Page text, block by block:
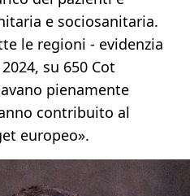
e sociosanitaria.
le regioni - evidenzia
su 650 Cot
pienamente
contribuito al
europeo».